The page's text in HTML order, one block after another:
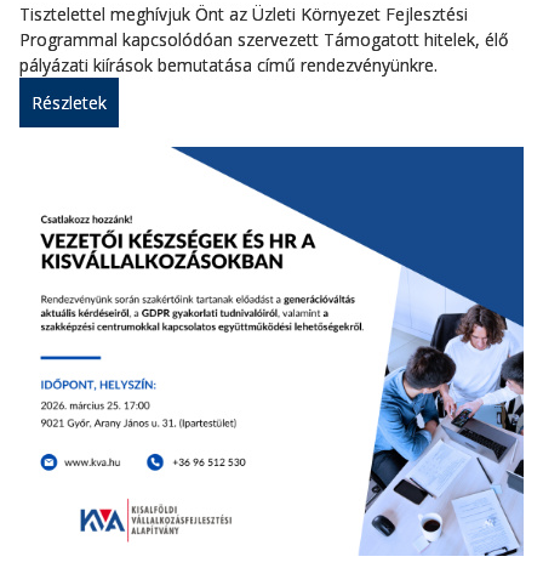
Tisztelettel meghívjuk Önt az Üzleti Környezet Fejlesztési
Programmal kapcsolódóan szervezett Támogatott hitelek, élő
pályázati kiírások bemutatása című rendezvényünkre.
Részletek